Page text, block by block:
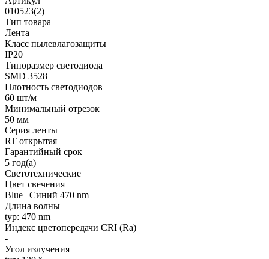
010523(2)
Тип товара
Лента
Класс пылевлагозащиты
IP20
Типоразмер светодиода
SMD 3528
Плотность светодиодов
60 шт/м
Минимальный отрезок
50 мм
Серия ленты
RT открытая
Гарантийный срок
5 год(а)
Светотехнические
Цвет свечения
Blue | Синий 470 nm
Длина волны
typ: 470 nm
Индекс цветопередачи CRI (Ra)
-
Угол излучения